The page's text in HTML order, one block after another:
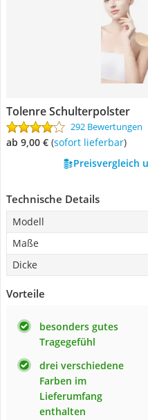
Tolenre Schulterpolster
292 Bewertungen
ab 9,00 € ( Sofort lieferbar)
Preisvergleich
Technische Details
Modell
Maße
Dicke
Vorteile
besonders gutes
Tragegefühl
drei verschiedene
Farben im
Lieferumfang
enthalten